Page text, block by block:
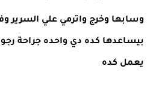
يعمل كده